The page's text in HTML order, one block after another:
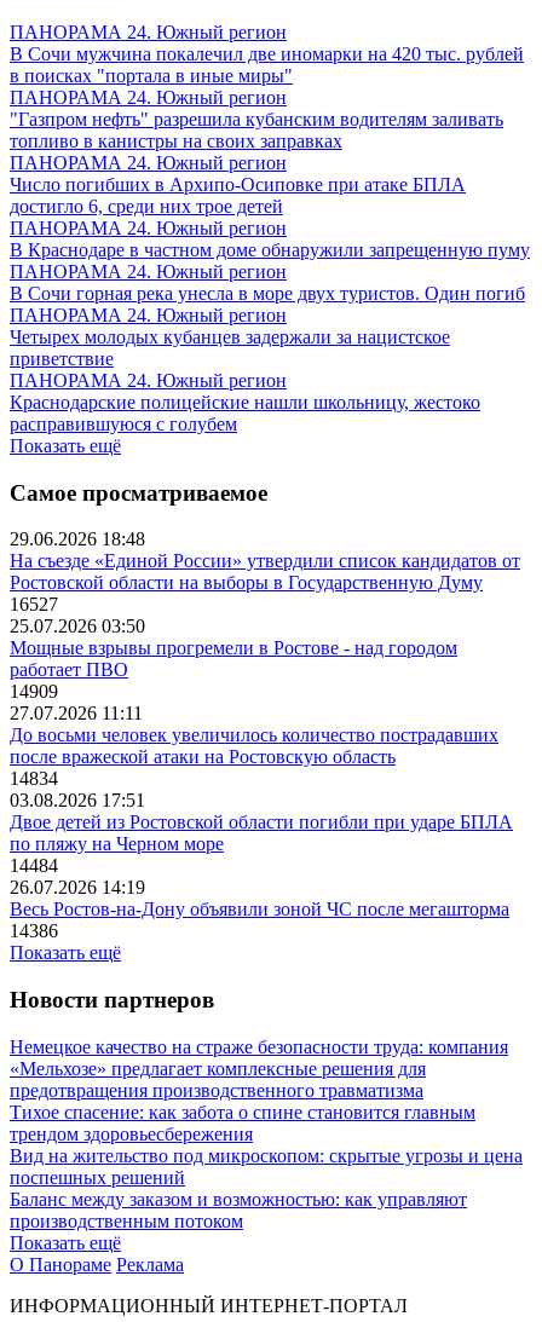
ПАНОРАМА 24. Южный регион
В Сочи мужчина покалечил две иномарки на 420 тыс. рублей
в поисках "портала в иные миры"
ПАНОРАМА 24. Южный регион
"Газпром нефть" разрешила кубанским водителям заливать
топливо в канистры на своих заправках
ПАНОРАМА 24. Южный регион
Число погибших в Архипо-Осиповке при атаке БПЛА
достигло 6, среди них трое детей
ПАНОРАМА 24. Южный регион
В Краснодаре в частном доме обнаружили запрещенную пуму
ПАНОРАМА 24. Южный регион
В Сочи горная река унесла в море двух туристов. Один погиб
ПАНОРАМА 24. Южный регион
Четырех молодых кубанцев задержали за нацистское
приветствие
ПАНОРАМА 24. Южный регион
Краснодарские полицейские нашли школьницу, жестоко
расправившуюся с голубем
Показать ещё
Самое просматриваемое
29.06.2026 18:48
На съезде «Единой России» утвердили список кандидатов от
Ростовской области на выборы в Государственную Думу
16527
25.07.2026 03:50
Мощные взрывы прогремели в Ростове - над городом
работает ПВО
14909
27.07.2026 11:11
До восьми человек увеличилось количество пострадавших
после вражеской атаки на Ростовскую область
14834
03.08.2026 17:51
Двое детей из Ростовской области погибли при ударе БПЛА
по пляжу на Черном море
14484
26.07.2026 14:19
Весь Ростов-на-Дону объявили зоной ЧС после мегашторма
14386
Показать ещё
Новости партнеров
Немецкое качество на страже безопасности труда: компания
«Мельхозе» предлагает комплексные решения для
предотвращения производственного травматизма
Тихое спасение: как забота о спине становится главным
трендом здоровьесбережения
Вид на жительство под микроскопом: скрытые угрозы и цена
поспешных решений
Баланс между заказом и возможностью: как управляют
производственным потоком
Показать ещё
О Панораме Реклама
ИНФОРМАЦИОННЫЙ ИНТЕРНЕТ-ПОРТАЛ